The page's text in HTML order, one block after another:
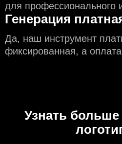
для профессионального
Генерация
Да, наш инструмент
фиксированная, а
Узнать